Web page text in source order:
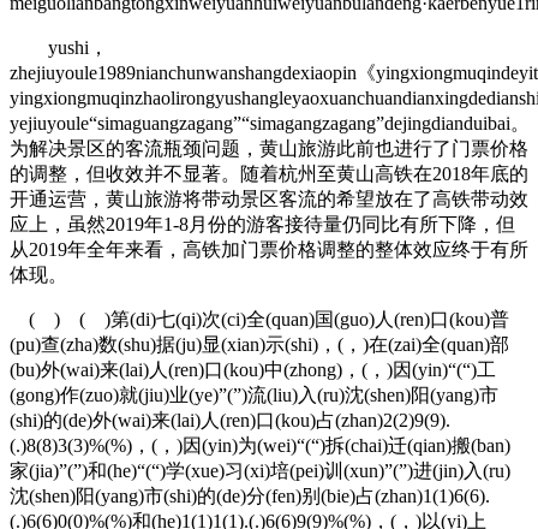
yushi，
zhejiuyoule1989nianchunwanshangdexiaopin《
为解决景区的客流瓶颈问题，黄山旅游此前也进行了门票价格
的调整，但收效并不显著。随着杭州至黄山高铁在2018年底的
开通运营，黄山旅游将带动景区客流的希望放在了高铁带动效
应上，虽然2019年1-8月份的游客接待量仍同比有所下降，但
从2019年全年来看，高铁加门票价格调整的整体效应终于有所
体现。
( ) ( )第(di)七(qi)次(ci)全(quan)国(guo)人(ren)口(kou)普
(pu)查(zha)数(shu)据(ju)显(xian)示(shi)，(，)在(zai)全(quan)部
(bu)外(wai)来(lai)人(ren)口(kou)中(zhong)，(，)因(yin)“(“)工
(gong)作(zuo)就(jiu)业(ye)”(”)流(liu)入(ru)沈(shen)阳(yang)市
(shi)的(de)外(wai)来(lai)人(ren)口(kou)占(zhan)2(2)9(9).
(.)8(8)3(3)%(%)，(，)因(yin)为(wei)“(“)拆(chai)迁(qian)搬(ban)
家(jia)”(”)和(he)“(“)学(xue)习(xi)培(pei)训(xun)”(”)进(jin)入(ru)
沈(shen)阳(yang)市(shi)的(de)分(fen)别(bie)占(zhan)1(1)6(6).
(.)6(6)0(0)%(%)和(he)1(1)1(1).(.)6(6)9(9)%(%)，(，)以(yi)上